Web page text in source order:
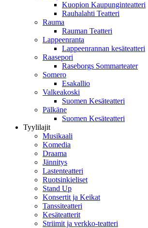
Kuopion Kaupunginteatteri
Rauhalahti Teatteri
Rauma
Rauman Teatteri
Lappeenranta
Lappeenrannan kesäteatteri
Raasepori
Raseborgs Sommarteater
Somero
Esakallio
Valkeakoski
Suomen Kesäteatteri
Pälkäne
Suomen Kesäteatteri
Tyylilajit
Musikaali
Komedia
Draama
Jännitys
Lastenteatteri
Ruotsinkieliset
Stand Up
Konsertit ja Keikat
Tanssiteatteri
Kesäteatterit
Striimit ja verkko-teatteri